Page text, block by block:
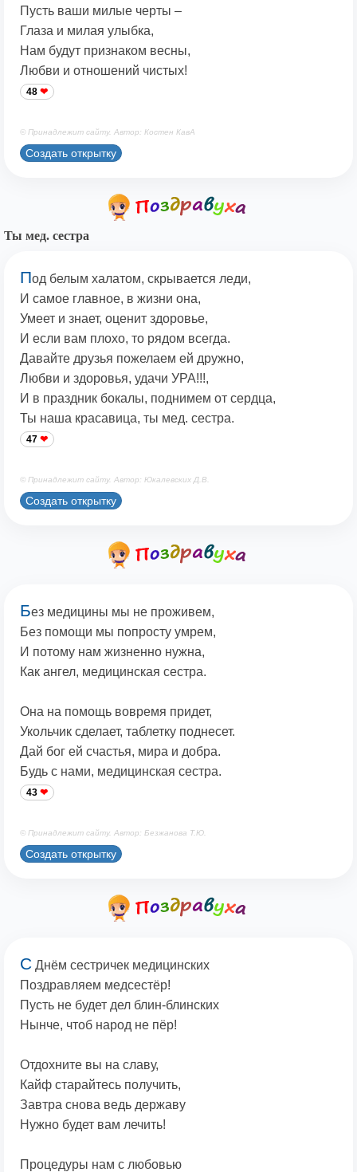
Пусть ваши милые черты –
Глаза и милая улыбка,
Нам будут признаком весны,
Любви и отношений чистых!
48
© Принадлежит сайту. Автор: Костен КавА
Создать открытку
Ты мед. сестра
Под белым халатом, скрывается леди,
И самое главное, в жизни она,
Умеет и знает, оценит здоровье,
И если вам плохо, то рядом всегда.
Давайте друзья пожелаем ей дружно,
Любви и здоровья, удачи УРА!!!,
И в праздник бокалы, поднимем от сердца,
Ты наша красавица, ты мед. сестра.
47
© Принадлежит сайту. Автор: Юкалевских Д.В.
Создать открытку
Без медицины мы не проживем,
Без помощи мы попросту умрем,
И потому нам жизненно нужна,
Как ангел, медицинская сестра.
Она на помощь вовремя придет,
Укольчик сделает, таблетку поднесет.
Дай бог ей счастья, мира и добра.
Будь с нами, медицинская сестра.
43
© Принадлежит сайту. Автор: Безжанова Т.Ю.
Создать открытку
С Днём сестричек медицинских
Поздравляем медсестёр!
Пусть не будет дел блин-блинских
Нынче, чтоб народ не пёр!
Отдохните вы на славу,
Кайф старайтесь получить,
Завтра снова ведь державу
Нужно будет вам лечить!
Процедуры нам с любовью